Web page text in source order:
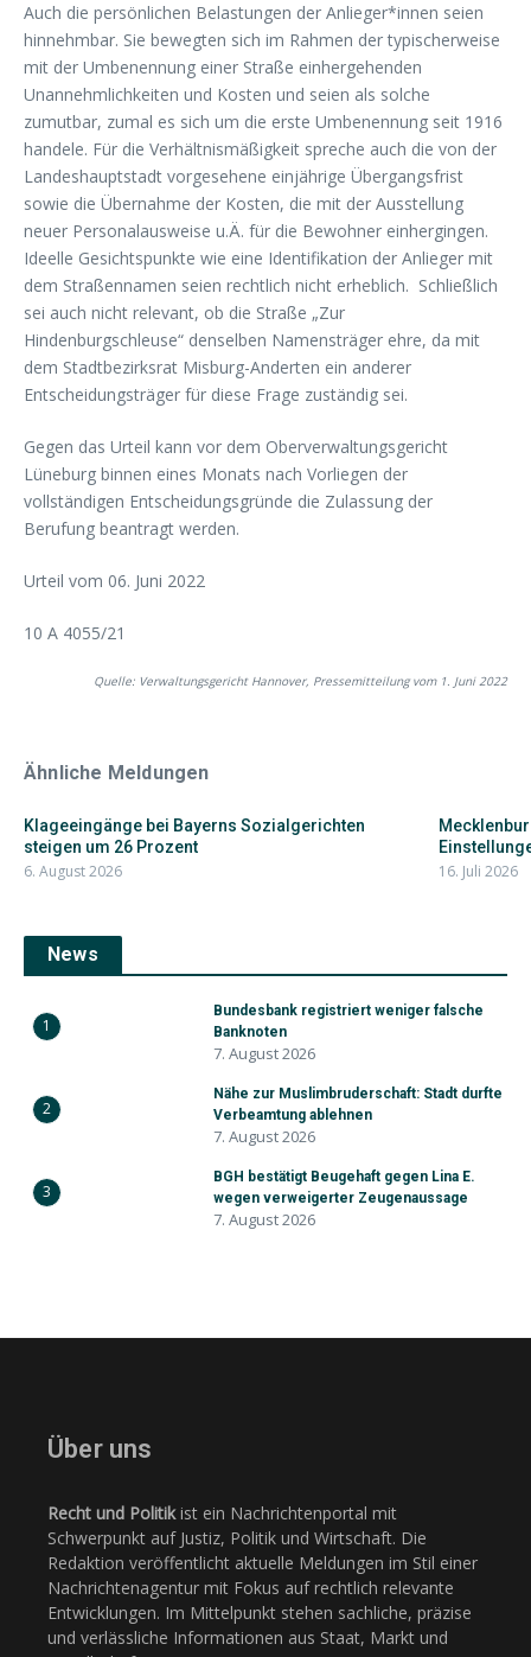
Auch die persönlichen Belastungen der Anlieger*innen seien
hinnehmbar. Sie bewegten sich im Rahmen der typischerweise
mit der Umbenennung einer Straße einhergehenden
Unannehmlichkeiten und Kosten und seien als solche
zumutbar, zumal es sich um die erste Umbenennung seit 1916
handele. Für die Verhältnismäßigkeit spreche auch die von der
Landeshauptstadt vorgesehene einjährige Übergangsfrist
sowie die Übernahme der Kosten, die mit der Ausstellung
neuer Personalausweise u.Ä. für die Bewohner einhergingen.
Ideelle Gesichtspunkte wie eine Identifikation der Anlieger mit
dem Straßennamen seien rechtlich nicht erheblich. Schließlich
sei auch nicht relevant, ob die Straße „Zur
Hindenburgschleuse“ denselben Namensträger ehre, da mit
dem Stadtbezirksrat Misburg-Anderten ein anderer
Entscheidungsträger für diese Frage zuständig sei.
Gegen das Urteil kann vor dem Oberverwaltungsgericht
Lüneburg binnen eines Monats nach Vorliegen der
vollständigen Entscheidungsgründe die Zulassung der
Berufung beantragt werden.
Urteil vom 06. Juni 2022
10 A 4055/21
Quelle: Verwaltungsgericht Hannover, Pressemitteilung vom 1. Juni 2022
Ähnliche Meldungen
Klageeingänge bei Bayerns Sozialgerichten
steigen um 26 Prozent
6. August 2026 16. Juli 2026
News
1
Bundesbank registriert weniger falsche
Banknoten
7. August 2026
2
Nähe zur Muslimbruderschaft: Stadt durfte
Verbeamtung ablehnen
7. August 2026
3
BGH bestätigt Beugehaft gegen Lina E.
wegen verweigerter Zeugenaussage
7. August 2026
Über uns
Recht und Politikist ein Nachrichtenportal mit
Schwerpunkt auf Justiz, Politik und Wirtschaft. Die
Redaktion veröffentlicht aktuelle Meldungen im Stil einer
Nachrichtenagentur mit Fokus auf rechtlich relevante
Entwicklungen. Im Mittelpunkt stehen sachliche, präzise
und verlässliche Informationen aus Staat, Markt und